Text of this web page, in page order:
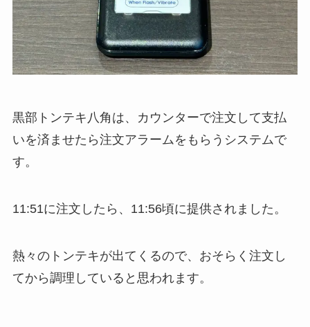
黒部トンテキ八角は、カウンターで注文して支払
いを済ませたら注文アラームをもらうシステムで
す。
11:51に注文したら、11:56頃に提供されました。
熱々のトンテキが出てくるので、おそらく注文し
てから調理していると思われます。